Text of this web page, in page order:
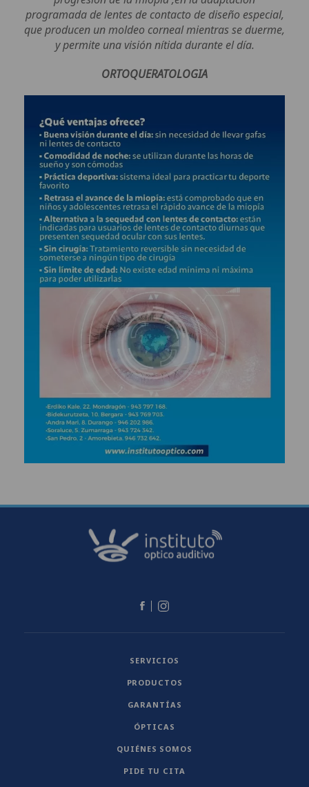
programada de lentes de contacto de diseño especial,
que producen un moldeo corneal mientras se duerme,
y permite una visión nítida durante el día.
ORTOQUERATOLOGIA
SERVICIOS
PRODUCTOS
GARANTÍAS
ÓPTICAS
QUIÉNES SOMOS
PIDE TU CITA